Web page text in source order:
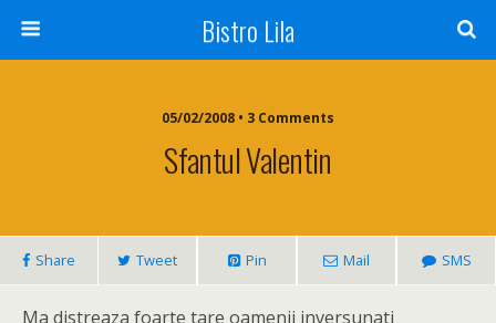
Bistro Lila
05/02/2008 • 3 Comments
Sfantul Valentin
Share Tweet Pin Mail SMS
Ma distreaza foarte tare oamenii inversunati